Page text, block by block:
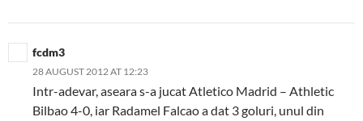
fcdm3
28 AUGUST 2012 AT 12:23
Intr-adevar, aseara s-a jucat Atletico Madrid – Athletic
Bilbao 4-0, iar Radamel Falcao a dat 3 goluri, unul din